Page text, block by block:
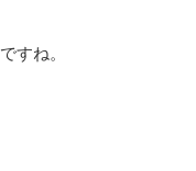
すね。